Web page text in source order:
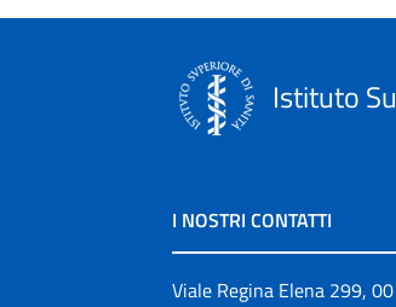
Istituto
I NOSTRI CONTATTI
Viale Regina Elena 299,